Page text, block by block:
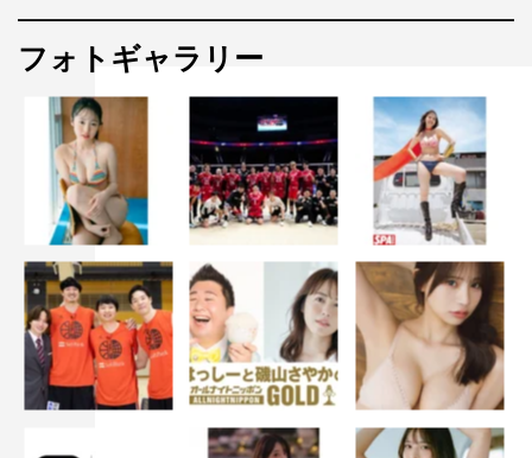
フォトギャラリー